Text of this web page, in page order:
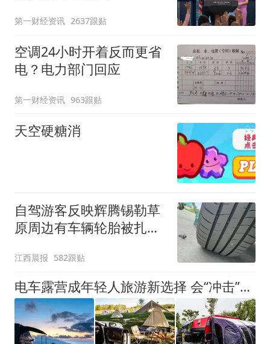
第一财经资讯 2637跟贴
空调24小时开着反而更省
电？电力部门回应
第一财经资讯 963跟贴
天空硬糖消
自驾游客反映辉腾锡勒草
原周边有车辆轮胎被扎，
元，官方发布情况通报
江西晨报 582跟贴
电车露营成年轻人旅游新选择 会“冲击”传统住宿业吗？